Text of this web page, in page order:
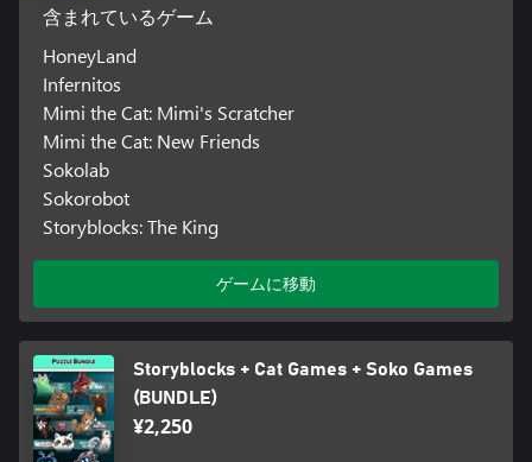
含まれているゲーム
HoneyLand
Infernitos
Mimi the Cat: Mimi's Scratcher
Mimi the Cat: New Friends
Sokolab
Sokorobot
Storyblocks: The King
ゲームに移動
Storyblocks + Cat Games + Soko Games
(BUNDLE)
¥2,250